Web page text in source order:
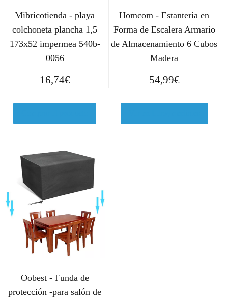
Mibricotienda - playa
colchoneta plancha 1,5
173x52 impermea 540b-
0056
16,74€
Homcom - Estantería en
Forma de Escalera Armario
de Almacenamiento 6 Cubos
Madera
54,99€
Oobest - Funda de
protección -para salón de